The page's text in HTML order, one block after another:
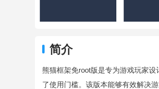
简介
熊猫框架免root版是专为游戏玩家
了使用门槛。该版本能够有效解决